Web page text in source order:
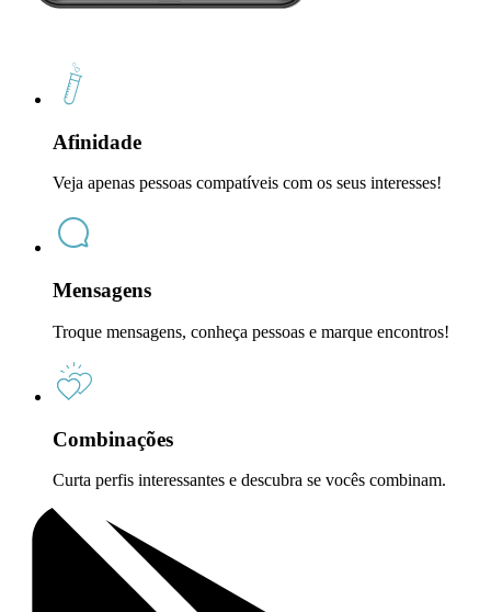
Afinidade
Veja apenas pessoas compatíveis com os seus interesses!
Mensagens
Troque mensagens, conheça pessoas e marque encontros!
Combinações
Curta perfis interessantes e descubra se vocês combinam.